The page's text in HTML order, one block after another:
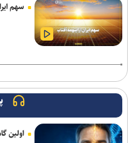
ادعای نماینده مجلس درباره
صحت ندارد
عدم کنترل ادرار پس از
کودکی، زمینه‌ساز بی‌اختیاری در
تمدید خدمات‌رسانی قرارگاه زرباطیه تا ۱۶
سهم
اولین